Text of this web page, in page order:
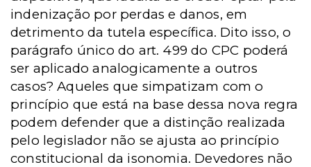
indenização por perdas e danos, em
detrimento da tutela específica. Dito isso, o
parágrafo único do art. 499 do CPC poderá
ser aplicado analogicamente a outros
casos? Aqueles que simpatizam com o
princípio que está na base dessa nova regra
podem defender que a distinção realizada
pelo legislador não se ajusta ao princípio
constitucional da isonomia. Devedores não